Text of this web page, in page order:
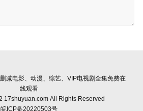
减电影、动漫、综艺、VIP电视剧全集免费在
线观看
17shuyuan.com All Rights Reserved
皖ICP备20220503号